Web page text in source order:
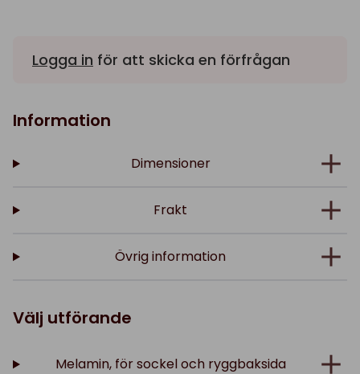
Logga in för att skicka en förfrågan
Information
Dimensioner
Frakt
Övrig information
Välj utförande
Melamin, för sockel och ryggbaksida